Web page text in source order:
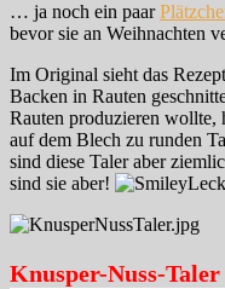
… ja noch ein paar
bevor sie an Weihnachten
Im Original sieht das
Backen in Rauten
Rauten produzieren
auf dem Blech zu runden
sind diese Taler aber
sind sie aber!
Knusper-Nuss-Taler